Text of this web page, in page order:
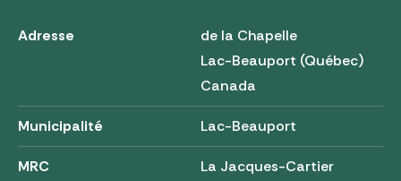
Adresse
de la Chapelle
Lac-Beauport (Québec)
Canada
Municipalité Lac-Beauport
MRC La Jacques-Cartier